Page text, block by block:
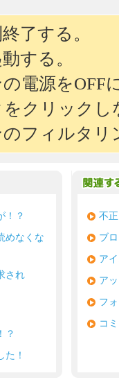
了する。
する。
電源をOFF
クリックし
フィルタリ
！？
めなくな
され
？
！
不
ブ
ア
ア
フ
コ